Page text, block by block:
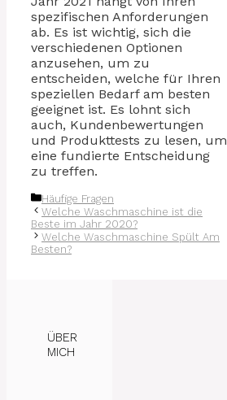
spezifischen Anforderungen
ab. Es ist wichtig, sich die
verschiedenen Optionen
anzusehen, um zu
entscheiden, welche für Ihren
speziellen Bedarf am besten
geeignet ist. Es lohnt sich
auch, Kundenbewertungen
und Produkttests zu lesen, um
eine fundierte Entscheidung
zu treffen.
Kategorien
Häufige Fragen
Welche Waschmaschine ist die
Beste im Jahr 2020?
Welche Waschmaschine Spült Am
Besten?
ÜBER
MICH